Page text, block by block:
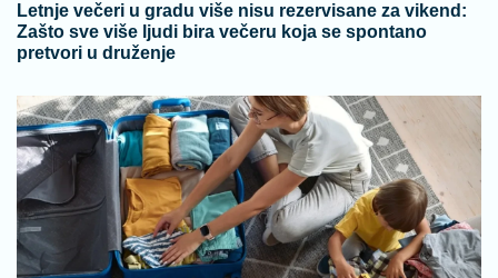
Letnje večeri u gradu više nisu rezervisane za vikend:
Zašto sve više ljudi bira večeru koja se spontano
pretvori u druženje